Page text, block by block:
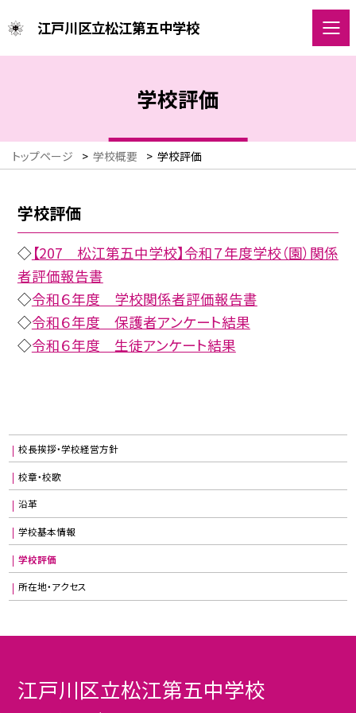
江戸川区立松江第五中学校
学校評価
トップページ > 学校概要 > 学校評価
学校評価
◇【207 松江第五中学校】令和７年度学校（園）関係
者評価報告書
◇令和６年度 学校関係者評価報告書
◇令和６年度 保護者アンケート結果
◇令和６年度 生徒アンケート結果
校長挨拶・学校経営方針
校章・校歌
沿革
学校基本情報
学校評価
所在地・アクセス
江戸川区立松江第五中学校